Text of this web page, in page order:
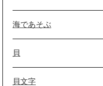
海であそぶ
貝
貝文字